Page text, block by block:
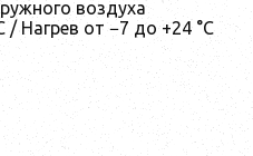
воздуха
Нагрев от −7 до +24 °C